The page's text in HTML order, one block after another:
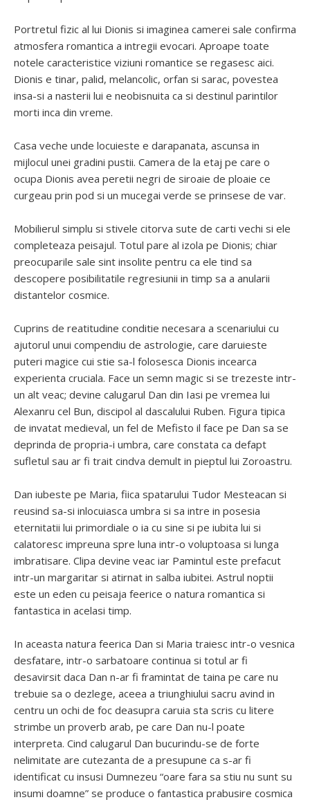
Portretul fizic al lui Dionis si imaginea camerei sale confirma
atmosfera romantica a intregii evocari. Aproape toate
notele caracteristice viziuni romantice se regasesc aici.
Dionis e tinar, palid, melancolic, orfan si sarac, povestea
insa-si a nasterii lui e neobisnuita ca si destinul parintilor
morti inca din vreme.
Casa veche unde locuieste e darapanata, ascunsa in
mijlocul unei gradini pustii. Camera de la etaj pe care o
ocupa Dionis avea peretii negri de siroaie de ploaie ce
curgeau prin pod si un mucegai verde se prinsese de var.
Mobilierul simplu si stivele citorva sute de carti vechi si ele
completeaza peisajul. Totul pare al izola pe Dionis; chiar
preocuparile sale sint insolite pentru ca ele tind sa
descopere posibilitatile regresiunii in timp sa a anularii
distantelor cosmice.
Cuprins de reatitudine conditie necesara a scenariului cu
ajutorul unui compendiu de astrologie, care daruieste
puteri magice cui stie sa-l folosesca Dionis incearca
experienta cruciala. Face un semn magic si se trezeste intr-
un alt veac; devine calugarul Dan din Iasi pe vremea lui
Alexanru cel Bun, discipol al dascalului Ruben. Figura tipica
de invatat medieval, un fel de Mefisto il face pe Dan sa se
deprinda de propria-i umbra, care constata ca defapt
sufletul sau ar fi trait cindva demult in pieptul lui Zoroastru.
Dan iubeste pe Maria, fiica spatarului Tudor Mesteacan si
reusind sa-si inlocuiasca umbra si sa intre in posesia
eternitatii lui primordiale o ia cu sine si pe iubita lui si
calatoresc impreuna spre luna intr-o voluptoasa si lunga
imbratisare. Clipa devine veac iar Pamintul este prefacut
intr-un margaritar si atirnat in salba iubitei. Astrul noptii
este un eden cu peisaja feerice o natura romantica si
fantastica in acelasi timp.
In aceasta natura feerica Dan si Maria traiesc intr-o vesnica
desfatare, intr-o sarbatoare continua si totul ar fi
desavirsit daca Dan n-ar fi framintat de taina pe care nu
trebuie sa o dezlege, aceea a triunghiului sacru avind in
centru un ochi de foc deasupra caruia sta scris cu litere
strimbe un proverb arab, pe care Dan nu-l poate
interpreta. Cind calugarul Dan bucurindu-se de forte
nelimitate are cutezanta de a presupune ca s-ar fi
identificat cu insusi Dumnezeu “oare fara sa stiu nu sunt su
insumi doamne” se produce o fantastica prabusire cosmica